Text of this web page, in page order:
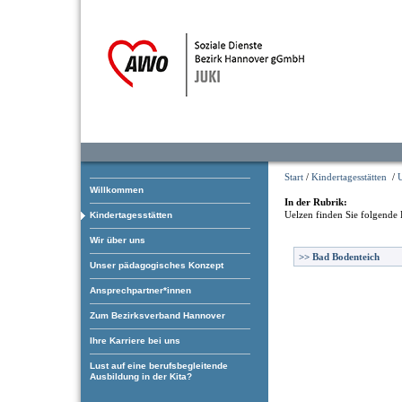
Willkommen
Kindertagesstätten
Wir über uns
Unser pädagogisches Konzept
Ansprechpartner*innen
Zum Bezirksverband Hannover
Ihre Karriere bei uns
Lust auf eine berufsbegleitende
Ausbildung in der Kita?
Start / Kindertagesstätten /
In der Rubrik:
Uelzen finden Sie folgende
>> Bad Bodenteich